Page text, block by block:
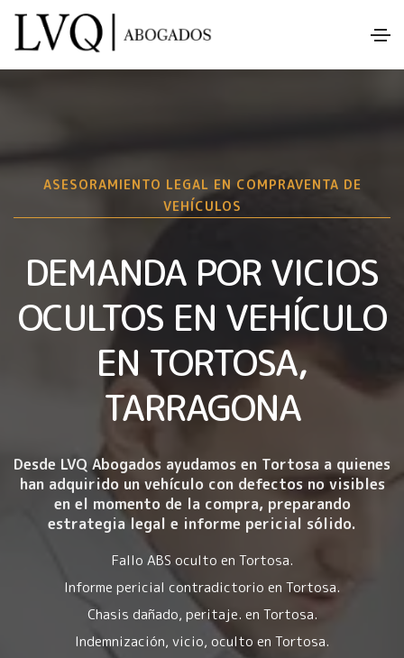
ASESORAMIENTO LEGAL EN COMPRAVENTA DE
VEHÍCULOS
DEMANDA POR VICIOS
OCULTOS EN VEHÍCULO
EN TORTOSA,
TARRAGONA
Desde LVQ Abogados ayudamos en Tortosa a quienes
han adquirido un vehículo con defectos no visibles
en el momento de la compra, preparando
estrategia legal e informe pericial sólido.
Fallo ABS oculto en Tortosa.
Informe pericial contradictorio en Tortosa.
Chasis dañado, peritaje. en Tortosa.
Indemnización, vicio, oculto en Tortosa.